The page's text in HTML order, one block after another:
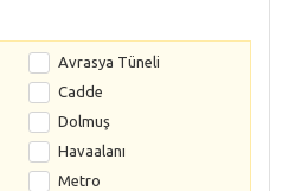
Avrasya Tüneli
Cadde
Dolmuş
Havaalanı
Metro